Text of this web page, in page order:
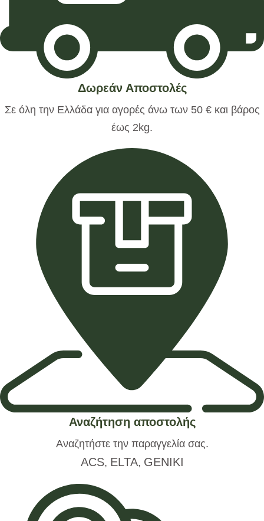
Δωρεάν Αποστολές
Σε όλη την Ελλάδα για αγορές άνω των 50 € και βάρος
έως 2kg.
Αναζήτηση αποστολής
Αναζητήστε την παραγγελία σας.
ACS, ELTA, GENIKI